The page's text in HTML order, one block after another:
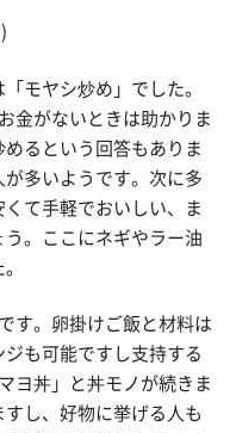
モヤシ炒め」でした。
金がないときは助かりま
るという回答もありま
多いようです。次に多
て手軽でおいしい、ま
。ここにネギやラー油
す。卵掛けご飯と材料は
も可能ですし支持する
ヨ丼」と丼モノが続きま
し、好物に挙げる人も